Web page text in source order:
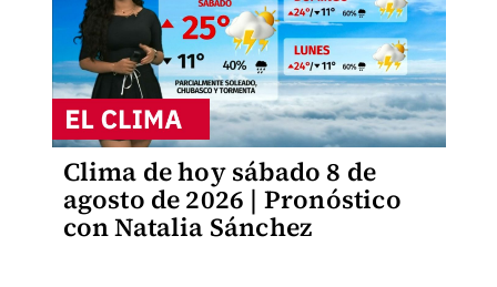
Clima de hoy sábado 8 de
agosto de 2026 | Pronóstico
con Natalia Sánchez